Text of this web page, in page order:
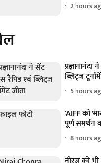
2 hours
ब्लिट्ज
5 hours
'AIFF को
पूर्ण समर्थन
8 hours